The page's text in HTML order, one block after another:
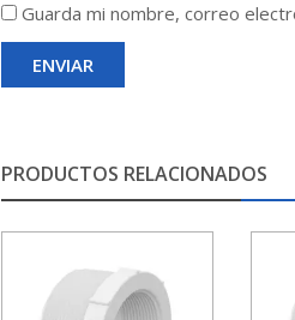
Guarda mi nombre, correo
PRODUCTOS RELACIONADOS